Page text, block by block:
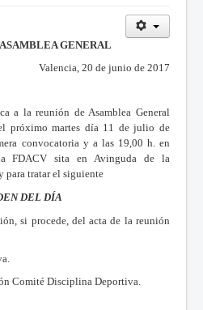
GENERAL
Valencia, 20 de junio de 2017
a la reunión de Asamblea General
próximo martes día 11 de julio de
convocatoria y a las 19,00 h. en
FDACV sita en Avinguda de la
tratar el siguiente
DEL DÍA
si procede, del acta de la reunión
Comité Disciplina Deportiva.